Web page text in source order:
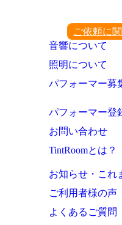
ご依頼に
音響について
照明について
パフォーマー募
パフォーマー登
お問い合わせ
TintRoomとは？
お知らせ・これ
ご利用者様の声
よくあるご質問